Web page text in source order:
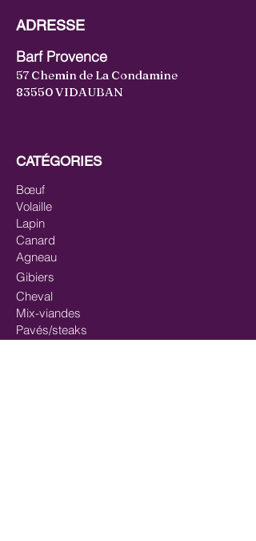
ADRESSE
Barf Provence
57 Chemin de La Condamine
83550 VIDAUBAN
CATÉGORIES
Bœuf
Volaille
Lapin
Canard
Agneau
Gibiers
Cheval
Mix-viandes
Pavés/steaks